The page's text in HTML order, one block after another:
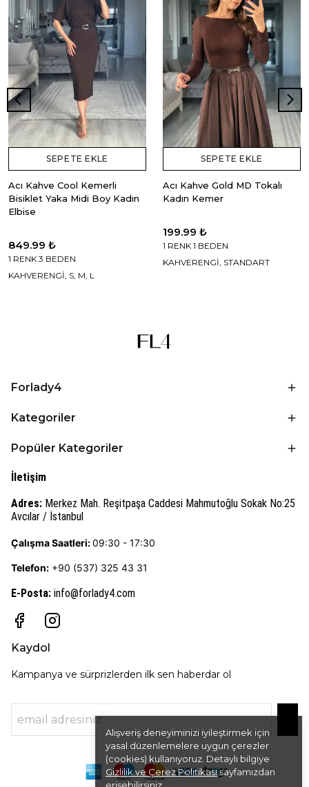
Alışveriş deneyiminizi iyileştirmek için
yasal düzenlemelere uygun çerezler
(cookies) kullanıyoruz. Detaylı bilgiye
Gizlilik ve Çerez Politikasısayfamızdan
SEPETE EKLE
Acı Kahve Cool Kemerli
Bisiklet Yaka Midi Boy Kadın
Elbise
849.99 ₺
1 RENK 3 BEDEN
KAHVERENGİ, S, M, L
SEPETE EKLE
Acı Kahve Gold MD Tokalı
Kadın Kemer
199.99 ₺
1 RENK 1 BEDEN
KAHVERENGİ, STANDART
Forlady4
Kategoriler
Popüler Kategoriler
İletişim
Adres: Merkez Mah. Reşitpaşa Caddesi Mahmutoğlu Sokak No:25
Avcılar / İstanbul
Çalışma Saatleri:09:30 - 17:30
Telefon: +90 (537) 325 43 31
E-Posta: info@forlady4.com
Kaydol
Kampanya ve sürprizlerden ilk sen haberdar ol